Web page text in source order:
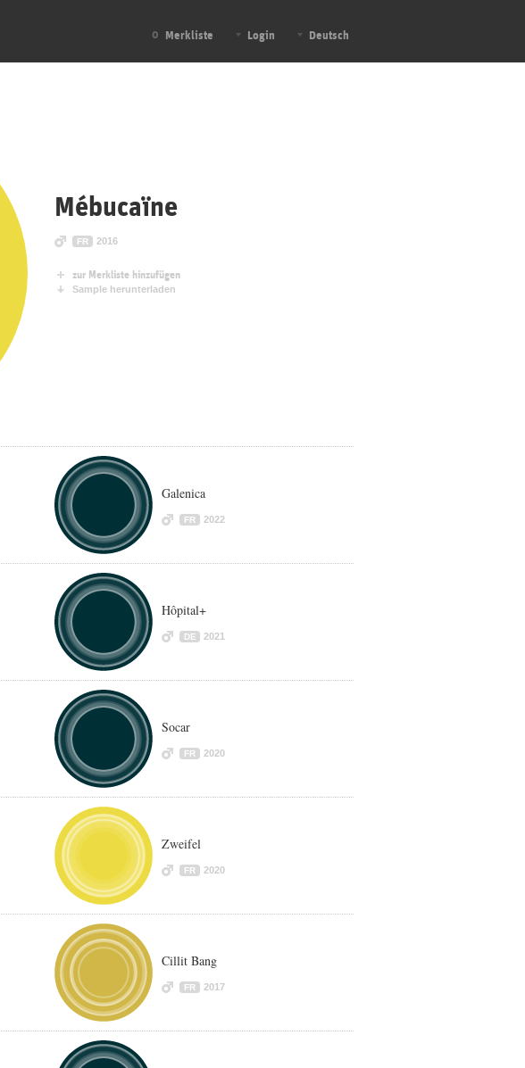
0 Merkliste Login Deutsch
Mébucaïne
FR 2016
zur Merkliste hinzufügen
Sample herunterladen
Galenica
FR 2022
Hôpital+
DE 2021
Socar
FR 2020
Zweifel
FR 2020
Cillit Bang
FR 2017